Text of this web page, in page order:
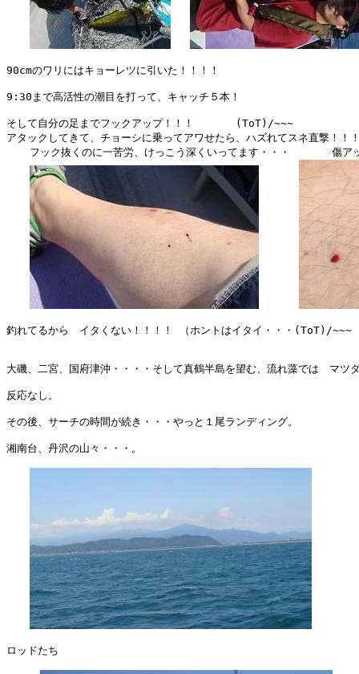
90cmのワリにはキョーレツに引いた！！！！
9:30まで高活性の潮目を打って、キャッチ５本！
そして自分の足までフックアップ！！！　　　　(ToT)/~~~
アタックしてきて、チョーシに乗ってアワせたら、ハズれてスネ直撃！！
　フック抜くのに一苦労、けっこう深くいってます・・・　　　　傷
釣れてるから　イタくない！！！！ （ホントはイタイ・・・(ToT)/~~~
大磯、二宮、国府津沖・・・・そして真鶴半島を望む、流れ藻では　マツ
反応なし。
その後、サーチの時間が続き・・・やっと１尾ランディング。
湘南台、丹沢の山々・・・。
ロッドたち